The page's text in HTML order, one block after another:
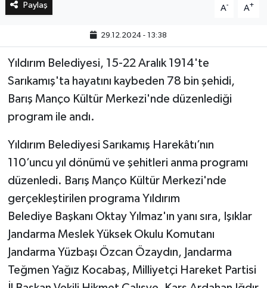
Paylaş A- A+
29.12.2024 - 13:38
Yıldırım Belediyesi, 15-22 Aralık 1914'te
Sarıkamış'ta hayatını kaybeden 78 bin şehidi,
Barış Manço Kültür Merkezi'nde düzenlediği
program ile andı.
Yıldırım Belediyesi Sarıkamış Harekâtı’nın
110’uncu yıl dönümü ve şehitleri anma programı
düzenledi. Barış Manço Kültür Merkezi'nde
gerçekleştirilen programa Yıldırım
Belediye Başkanı Oktay Yılmaz'ın yanı sıra, Işıklar
Jandarma Meslek Yüksek Okulu Komutanı
Jandarma Yüzbaşı Özcan Özaydın, Jandarma
Teğmen Yağız Kocabaş, Milliyetçi Hareket Partisi